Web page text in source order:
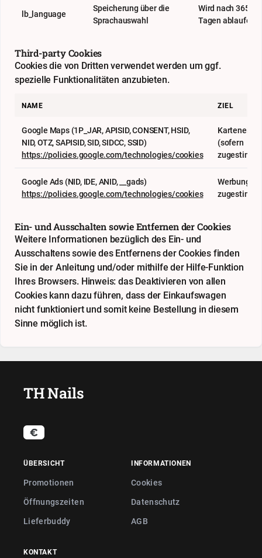
lb_language
Speicherung über die
Sprachauswahl
Wird nach 365
Tagen ablaufen
Third-party Cookies
Cookies die von Dritten verwendet werden um ggf.
spezielle Funktionalitäten anzubieten.
NAME ZIEL
Google Maps (1P_JAR, APISID, CONSENT, HSID,
NID, OTZ, SAPISID, SID, SIDCC, SSID)
https://policies.google.com/technologies/cookies
(sofern
Google Ads (NID, IDE, ANID, __gads)
https://policies.google.com/technologies/cookies
Werbung
Ein- und Ausschalten sowie Entfernen der Cookies
Weitere Informationen bezüglich des Ein- und
Ausschaltens sowie des Entfernens der Cookies finden
Sie in der Anleitung und/oder mithilfe der Hilfe-Funktion
Ihres Browsers. Hinweis: das Deaktivieren von allen
Cookies kann dazu führen, dass der Einkaufswagen
nicht funktioniert und somit keine Bestellung in diesem
Sinne möglich ist.
TH Nails
ÜBERSICHT
Promotionen
Öffnungszeiten
Lieferbuddy
INFORMATIONEN
Cookies
Datenschutz
AGB
KONTAKT